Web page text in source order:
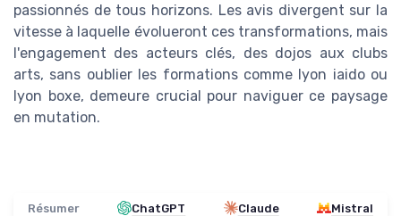
passionnés de tous horizons. Les avis divergent sur la
vitesse à laquelle évolueront ces transformations, mais
l'engagement des acteurs clés, des dojos aux clubs
arts, sans oublier les formations comme lyon iaido ou
lyon boxe, demeure crucial pour naviguer ce paysage
en mutation.
Résumer ChatGPT Claude Mistral